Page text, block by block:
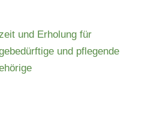
und Erholung für
und pflegende